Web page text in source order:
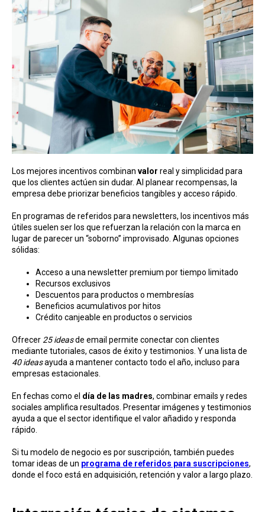
Los mejores incentivos combinan valor real y simplicidad para
que los clientes actúen sin dudar. Al planear recompensas, la
empresa debe priorizar beneficios tangibles y acceso rápido.
En programas de referidos para newsletters, los incentivos más
útiles suelen ser los que refuerzan la relación con la marca en
lugar de parecer un “soborno” improvisado. Algunas opciones
sólidas:
Acceso a una newsletter premium por tiempo limitado
Recursos exclusivos
Descuentos para productos o membresías
Beneficios acumulativos por hitos
Crédito canjeable en productos o servicios
Ofrecer 25 ideasde email permite conectar con clientes
mediante tutoriales, casos de éxito y testimonios. Y una lista de
40 ideasayuda a mantener contacto todo el año, incluso para
empresas estacionales.
En fechas como el día de las madres, combinar emails y redes
sociales amplifica resultados. Presentar imágenes y testimonios
ayuda a que el sector identifique el valor añadido y responda
rápido.
Si tu modelo de negocio es por suscripción, también puedes
tomar ideas de un programa de referidos para suscripciones,
donde el foco está en adquisición, retención y valor a largo plazo.